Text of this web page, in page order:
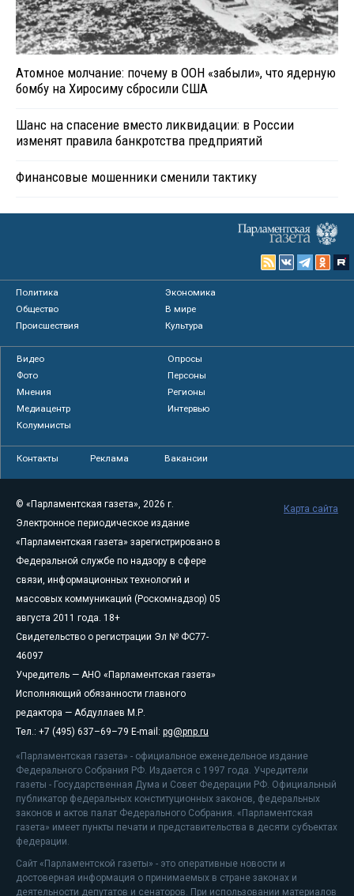
Атомное молчание: почему в ООН «забыли», что ядерную
бомбу на Хиросиму сбросили США
Шанс на спасение вместо ликвидации: в России
изменят правила банкротства предприятий
Финансовые мошенники сменили тактику
Политика
Экономика
Общество
В мире
Происшествия
Культура
Видео
Опросы
Фото
Персоны
Мнения
Регионы
Медиацентр
Интервью
Колумнисты
Контакты Реклама Вакансии
© «Парламентская газета», 2026 г.
Электронное периодическое издание
«Парламентская газета» зарегистрировано в
Федеральной службе по надзору в сфере
связи, информационных технологий и
массовых коммуникаций (Роскомнадзор) 05
августа 2011 года. 18+
Свидетельство о регистрации Эл № ФС77-
46097
Учредитель — АНО «Парламентская газета»
Исполняющий обязанности главного
редактора — Абдуллаев М.Р.
Тел.: +7 (495) 637–69–79 E-mail: pg@pnp.ru
«Парламентская газета» - официальное еженедельное издание
Федерального Собрания РФ. Издается с 1997 года. Учредители
газеты - Государственная Дума и Совет Федерации РФ. Официальный
публикатор федеральных конституционных законов, федеральных
законов и актов палат Федерального Собрания. «Парламентская
газета» имеет пункты печати и представительства в десяти субъектах
федерации.
Сайт «Парламентской газеты» - это оперативные новости и
достоверная информация о принимаемых в стране законах и
деятельности депутатов и сенаторов. При использовании материалов
Карта сайта